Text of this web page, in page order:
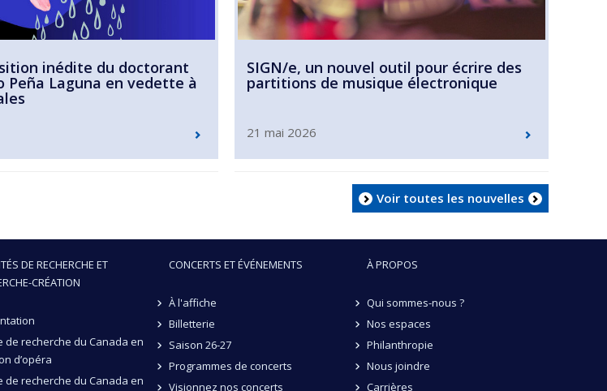
inédite du doctorant
Peña Laguna en vedette à
SIGN/e, un nouvel outil pour écrire des
partitions de musique électronique
21 mai 2026
Voir toutes les nouvelles
DE RECHERCHE ET
CRÉATION
de recherche du Canada en
d’opéra
de recherche du Canada en
CONCERTS ET ÉVÉNEMENTS
À l'affiche
Billetterie
Saison 26-27
Programmes de concerts
Visionnez nos concerts
À PROPOS
Qui sommes-nous ?
Nos espaces
Philanthropie
Nous joindre
Carrières